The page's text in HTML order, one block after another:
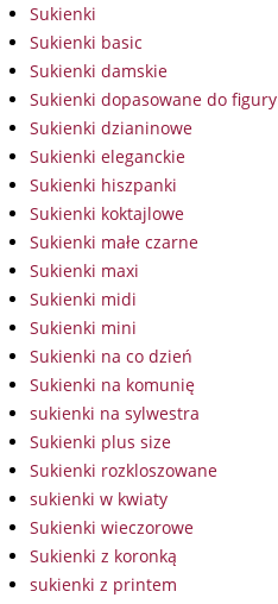
Sukienki
Sukienki basic
Sukienki damskie
Sukienki dopasowane do figury
Sukienki dzianinowe
Sukienki eleganckie
Sukienki hiszpanki
Sukienki koktajlowe
Sukienki małe czarne
Sukienki maxi
Sukienki midi
Sukienki mini
Sukienki na co dzień
Sukienki na komunię
sukienki na sylwestra
Sukienki plus size
Sukienki rozkloszowane
sukienki w kwiaty
Sukienki wieczorowe
Sukienki z koronką
sukienki z printem